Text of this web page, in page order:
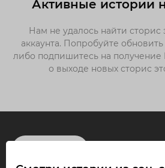
Активные истории
Нам не удалось найти сторис
аккаунта. Попробуйте
либо подпишитесь на получение
о выходе новых сторис